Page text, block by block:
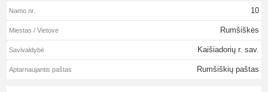
10
Rumšiškės
Kaišiadorių r. sav.
Rumšiškių paštas